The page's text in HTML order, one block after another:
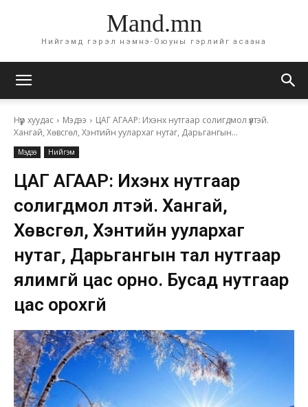
Mand.mn
Нийгэмд гэрэл нэмнэ-Оюуны гэрлийг асаана
Нүүр хуудас Мэдээ
ЦАГ АГААР: Ихэнх нутгаар солигдмол үүлтэй.
Хангай, Хөвсгөл, Хэнтийн уулархаг нутаг, Дарьгангын...
Мэдээ Нийгэм
ЦАГ АГААР: Ихэнх нутгаар
солигдмол үүлтэй. Хангай,
Хөвсгөл, Хэнтийн уулархаг
нутаг, Дарьгангын тал нутгаар
ялимгүй цас орно. Бусад нутгаар
цас орохгүй